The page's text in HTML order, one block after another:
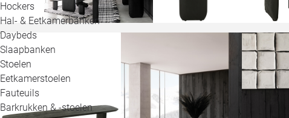
Hockers
Hal- & Eetkamerbanken
Daybeds
Slaapbanken
Stoelen
Eetkamerstoelen
Fauteuils
Barkrukken & -stoelen